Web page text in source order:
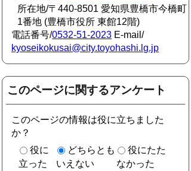
所在地/〒440-8501 愛知県豊橋市今橋町
1番地 (豊橋市役所 東館12階)
電話番号/0532-51-2023 E-mail/
kyoseikokusai@city.toyohashi.lg.jp
このページに関するアンケート
このページの情報は役に立ちました
か？
役に
立った
どちらとも
いえない
役にたた
なかった